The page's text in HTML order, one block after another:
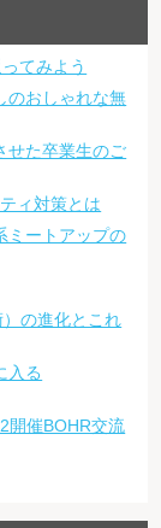
てみよう
のおしゃれな無
せた卒業生のご
ィ対策とは
ミートアップの
の進化とこれ
入る
開催BOHR交流